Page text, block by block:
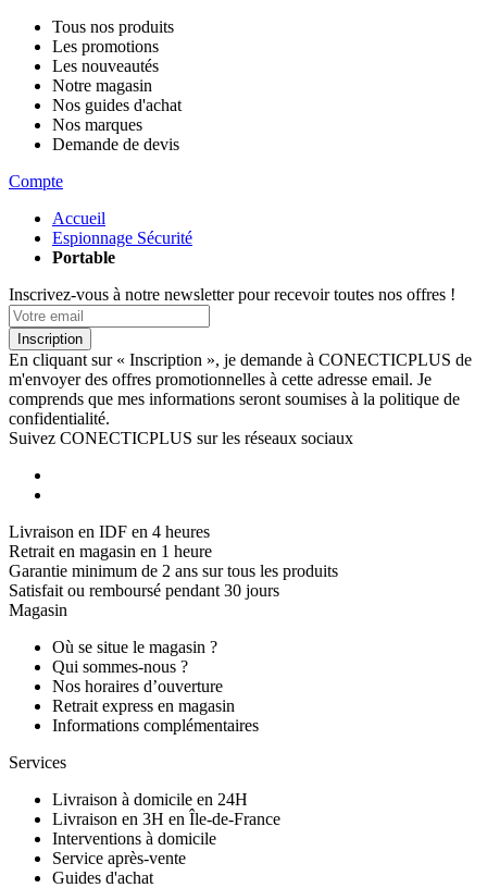
Tous nos produits
Les promotions
Les nouveautés
Notre magasin
Nos guides d'achat
Nos marques
Demande de devis
Compte
Accueil
Espionnage Sécurité
Portable
Inscrivez-vous à notre newsletter pour recevoir toutes nos offres !
Inscription
En cliquant sur « Inscription », je demande à CONECTICPLUS de
m'envoyer des offres promotionnelles à cette adresse email. Je
comprends que mes informations seront soumises à la politique de
confidentialité.
Suivez CONECTICPLUS sur les réseaux sociaux
Livraison en IDF en 4 heures
Retrait en magasin en 1 heure
Garantie minimum de 2 ans sur tous les produits
Satisfait ou remboursé pendant 30 jours
Magasin
Où se situe le magasin ?
Qui sommes-nous ?
Nos horaires d’ouverture
Retrait express en magasin
Informations complémentaires
Services
Livraison à domicile en 24H
Livraison en 3H en Île-de-France
Interventions à domicile
Service après-vente
Guides d'achat